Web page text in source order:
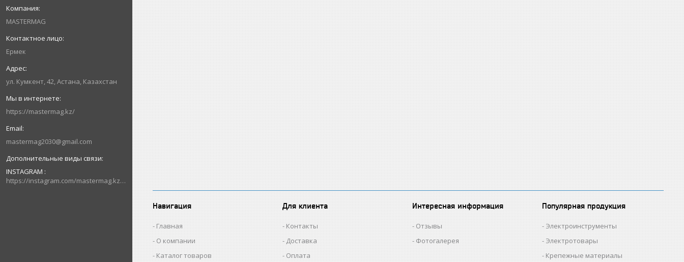
MASTERMAG
Ермек
ул. Кумкент, 42, Астана, Казахстан
https://mastermag.kz/
mastermag2030@gmail.com
INSTAGRAM
https://instagram.com/mastermag.kz?igshid=NDk5N2NlZjQ=
Навигация
Главная
О компании
Каталог товаров
Для клиента
Контакты
Доставка
Оплата
Интересная информация
Отзывы
Фотогалерея
Популярная продукция
Электроинструменты
Электротовары
Крепежные материалы